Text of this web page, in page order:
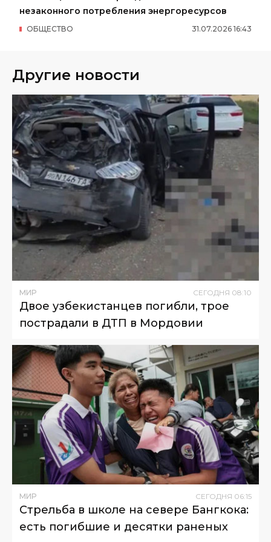
незаконного потребления энергоресурсов
31.07.2026 16:43
ОБЩЕСТВО
Другие новости
МИР СЕГОДНЯ 08:10
Двое узбекистанцев погибли, трое
пострадали в ДТП в Мордовии
МИР СЕГОДНЯ 06:15
Стрельба в школе на севере Бангкока:
есть погибшие и десятки раненых